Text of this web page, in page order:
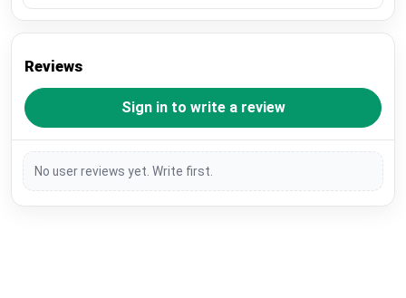
Reviews
Sign in to write a review
No user reviews yet. Write first.